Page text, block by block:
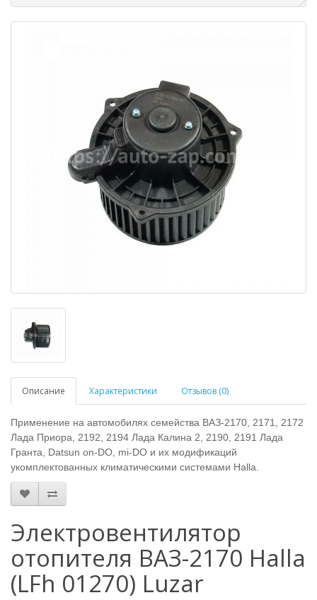
Описание Характеристики Отзывов (0)
Применение на автомобилях семейства ВАЗ-2170, 2171, 2172
Лада Приора, 2192, 2194 Лада Калина 2, 2190, 2191 Лада
Гранта, Datsun on-DO, mi-DO и их модификаций
укомплектованных климатическими системами Halla.
Электровентилятор
отопителя ВАЗ-2170 Halla
(LFh 01270) Luzar